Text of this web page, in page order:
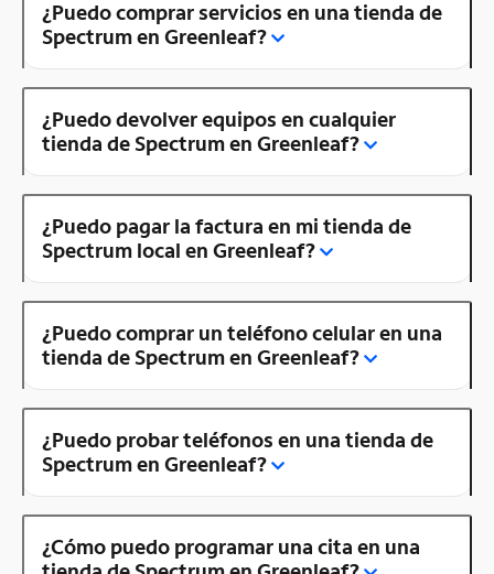
¿Puedo comprar servicios en una tienda de
Spectrum en Greenleaf?
¿Puedo devolver equipos en cualquier
tienda de Spectrum en Greenleaf?
¿Puedo pagar la factura en mi tienda de
Spectrum local en Greenleaf?
¿Puedo comprar un teléfono celular en una
tienda de Spectrum en Greenleaf?
¿Puedo probar teléfonos en una tienda de
Spectrum en Greenleaf?
¿Cómo puedo programar una cita en una